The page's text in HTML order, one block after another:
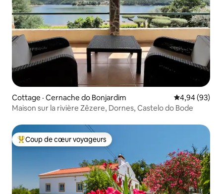
Cottage · Cernache do Bonjardim Note
4,94 (93)
Maison sur la rivière Zêzere, Dornes, Castelo do Bode
Coup de cœur voyageurs parmi les plus aimés
Coup de cœur voyageurs